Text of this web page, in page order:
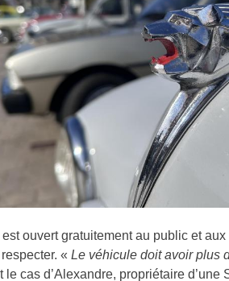
est ouvert gratuitement au public et
« Le véhicule doit avoir plus
le cas d’Alexandre, propriétaire